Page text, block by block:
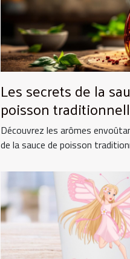
Les secrets de la
poisson
et ses utilisations
Découvrez les arômes
de la sauce de poisson